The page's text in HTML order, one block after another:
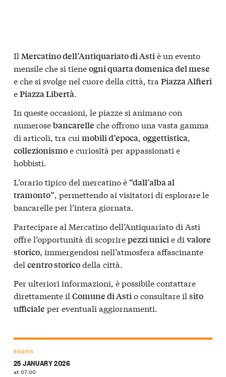
Il Mercatino dell’Antiquariato di Astiè un evento
mensile che si tieneogni quarta domenica del mese
e che si svolge nel cuore della città, tra Piazza Alfieri
ePiazza Libertà.
In queste occasioni, le piazze si animano con
numerosebancarelle che offrono una vasta gamma
di articoli, tra cui mobili d’epoca, oggettistica,
collezionismoe curiosità per appassionati e
hobbisti.
L’orario tipico del mercatino è “dall’alba al
tramonto”, permettendo ai visitatori di esplorare le
bancarelle per l’intera giornata.
Partecipare al Mercatino dell’Antiquariato di Asti
offre l’opportunità di scoprirepezzi unicie di valore
storico, immergendosi nell’atmosfera affascinante
del centro storicodella città.
Per ulteriori informazioni, è possibile contattare
direttamente il Comune di Astio consultare il sito
ufficiale per eventuali aggiornamenti.
BEGINS
25 JANUARY 2026
at 07:00